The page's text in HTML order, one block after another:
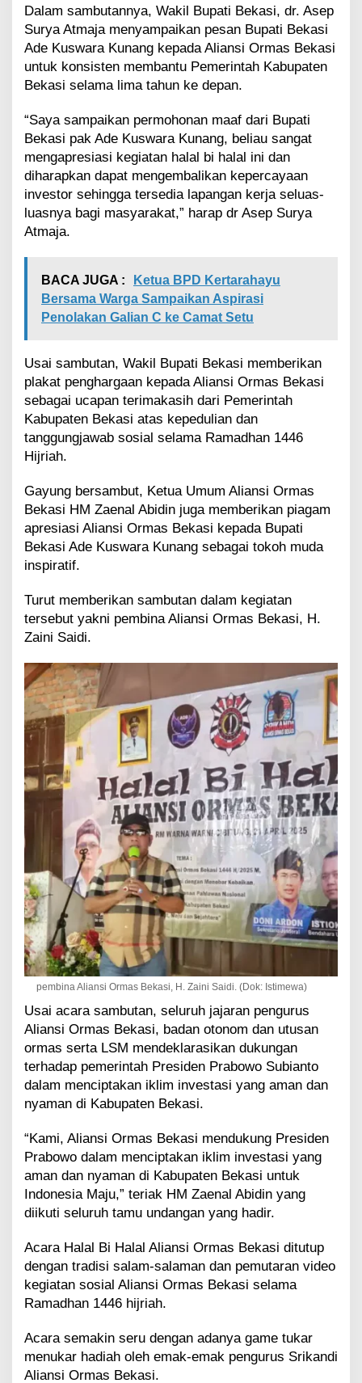
Dalam sambutannya, Wakil Bupati Bekasi, dr. Asep
Surya Atmaja menyampaikan pesan Bupati Bekasi
Ade Kuswara Kunang kepada Aliansi Ormas Bekasi
untuk konsisten membantu Pemerintah Kabupaten
Bekasi selama lima tahun ke depan.
“Saya sampaikan permohonan maaf dari Bupati
Bekasi pak Ade Kuswara Kunang, beliau sangat
mengapresiasi kegiatan halal bi halal ini dan
diharapkan dapat mengembalikan kepercayaan
investor sehingga tersedia lapangan kerja seluas-
luasnya bagi masyarakat,” harap dr Asep Surya
Atmaja.
BACA JUGA :
Ketua BPD Kertarahayu
Bersama Warga Sampaikan Aspirasi
Penolakan Galian C ke Camat Setu
Usai sambutan, Wakil Bupati Bekasi memberikan
plakat penghargaan kepada Aliansi Ormas Bekasi
sebagai ucapan terimakasih dari Pemerintah
Kabupaten Bekasi atas kepedulian dan
tanggungjawab sosial selama Ramadhan 1446
Hijriah.
Gayung bersambut, Ketua Umum Aliansi Ormas
Bekasi HM Zaenal Abidin juga memberikan piagam
apresiasi Aliansi Ormas Bekasi kepada Bupati
Bekasi Ade Kuswara Kunang sebagai tokoh muda
inspiratif.
Turut memberikan sambutan dalam kegiatan
tersebut yakni pembina Aliansi Ormas Bekasi, H.
Zaini Saidi.
pembina Aliansi Ormas Bekasi, H. Zaini Saidi. (Dok: Istimewa)
Usai acara sambutan, seluruh jajaran pengurus
Aliansi Ormas Bekasi, badan otonom dan utusan
ormas serta LSM mendeklarasikan dukungan
terhadap pemerintah Presiden Prabowo Subianto
dalam menciptakan iklim investasi yang aman dan
nyaman di Kabupaten Bekasi.
“Kami, Aliansi Ormas Bekasi mendukung Presiden
Prabowo dalam menciptakan iklim investasi yang
aman dan nyaman di Kabupaten Bekasi untuk
Indonesia Maju,” teriak HM Zaenal Abidin yang
diikuti seluruh tamu undangan yang hadir.
Acara Halal Bi Halal Aliansi Ormas Bekasi ditutup
dengan tradisi salam-salaman dan pemutaran video
kegiatan sosial Aliansi Ormas Bekasi selama
Ramadhan 1446 hijriah.
Acara semakin seru dengan adanya game tukar
menukar hadiah oleh emak-emak pengurus Srikandi
Aliansi Ormas Bekasi.